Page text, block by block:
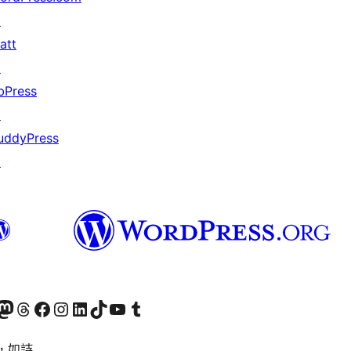
帳號造訪我們的 Threads 帳號 造訪我們的 Facebook 粉絲專頁Visit our Instagram account
Visit our LinkedIn account
造訪我們的 TikTok 帳號Visit our YouTube channel
造訪我們的 Tumblr 帳號